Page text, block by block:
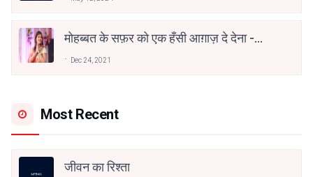
मोहब्बत के सफ़र को एक हँसी आग़ाज़ दे देना -
Dec 24, 2021
Most Recent
जीवन का रिश्ता